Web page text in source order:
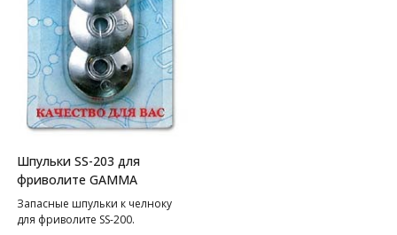
Шпульки SS-203 для
фриволите GAMMA
Запасные шпульки к челноку
для фриволите SS-200.